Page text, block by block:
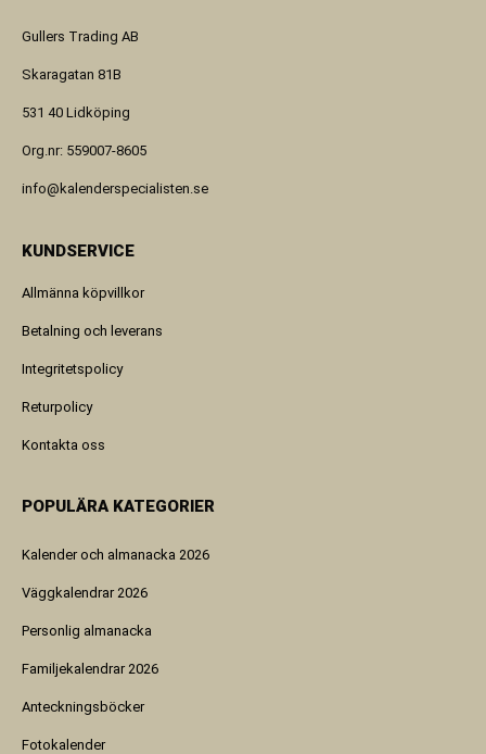
Gullers Trading AB
Skaragatan 81B
531 40 Lidköping
Org.nr: 559007-8605
info@kalenderspecialisten.se
KUNDSERVICE
Allmänna köpvillkor
Betalning och leverans
Integritetspolicy
Returpolicy
Kontakta oss
POPULÄRA KATEGORIER
Kalender och almanacka 2026
Väggkalendrar 2026
Personlig almanacka
Familjekalendrar 2026
Anteckningsböcker
Fotokalender